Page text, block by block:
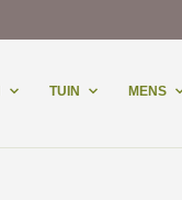
TUIN MENS